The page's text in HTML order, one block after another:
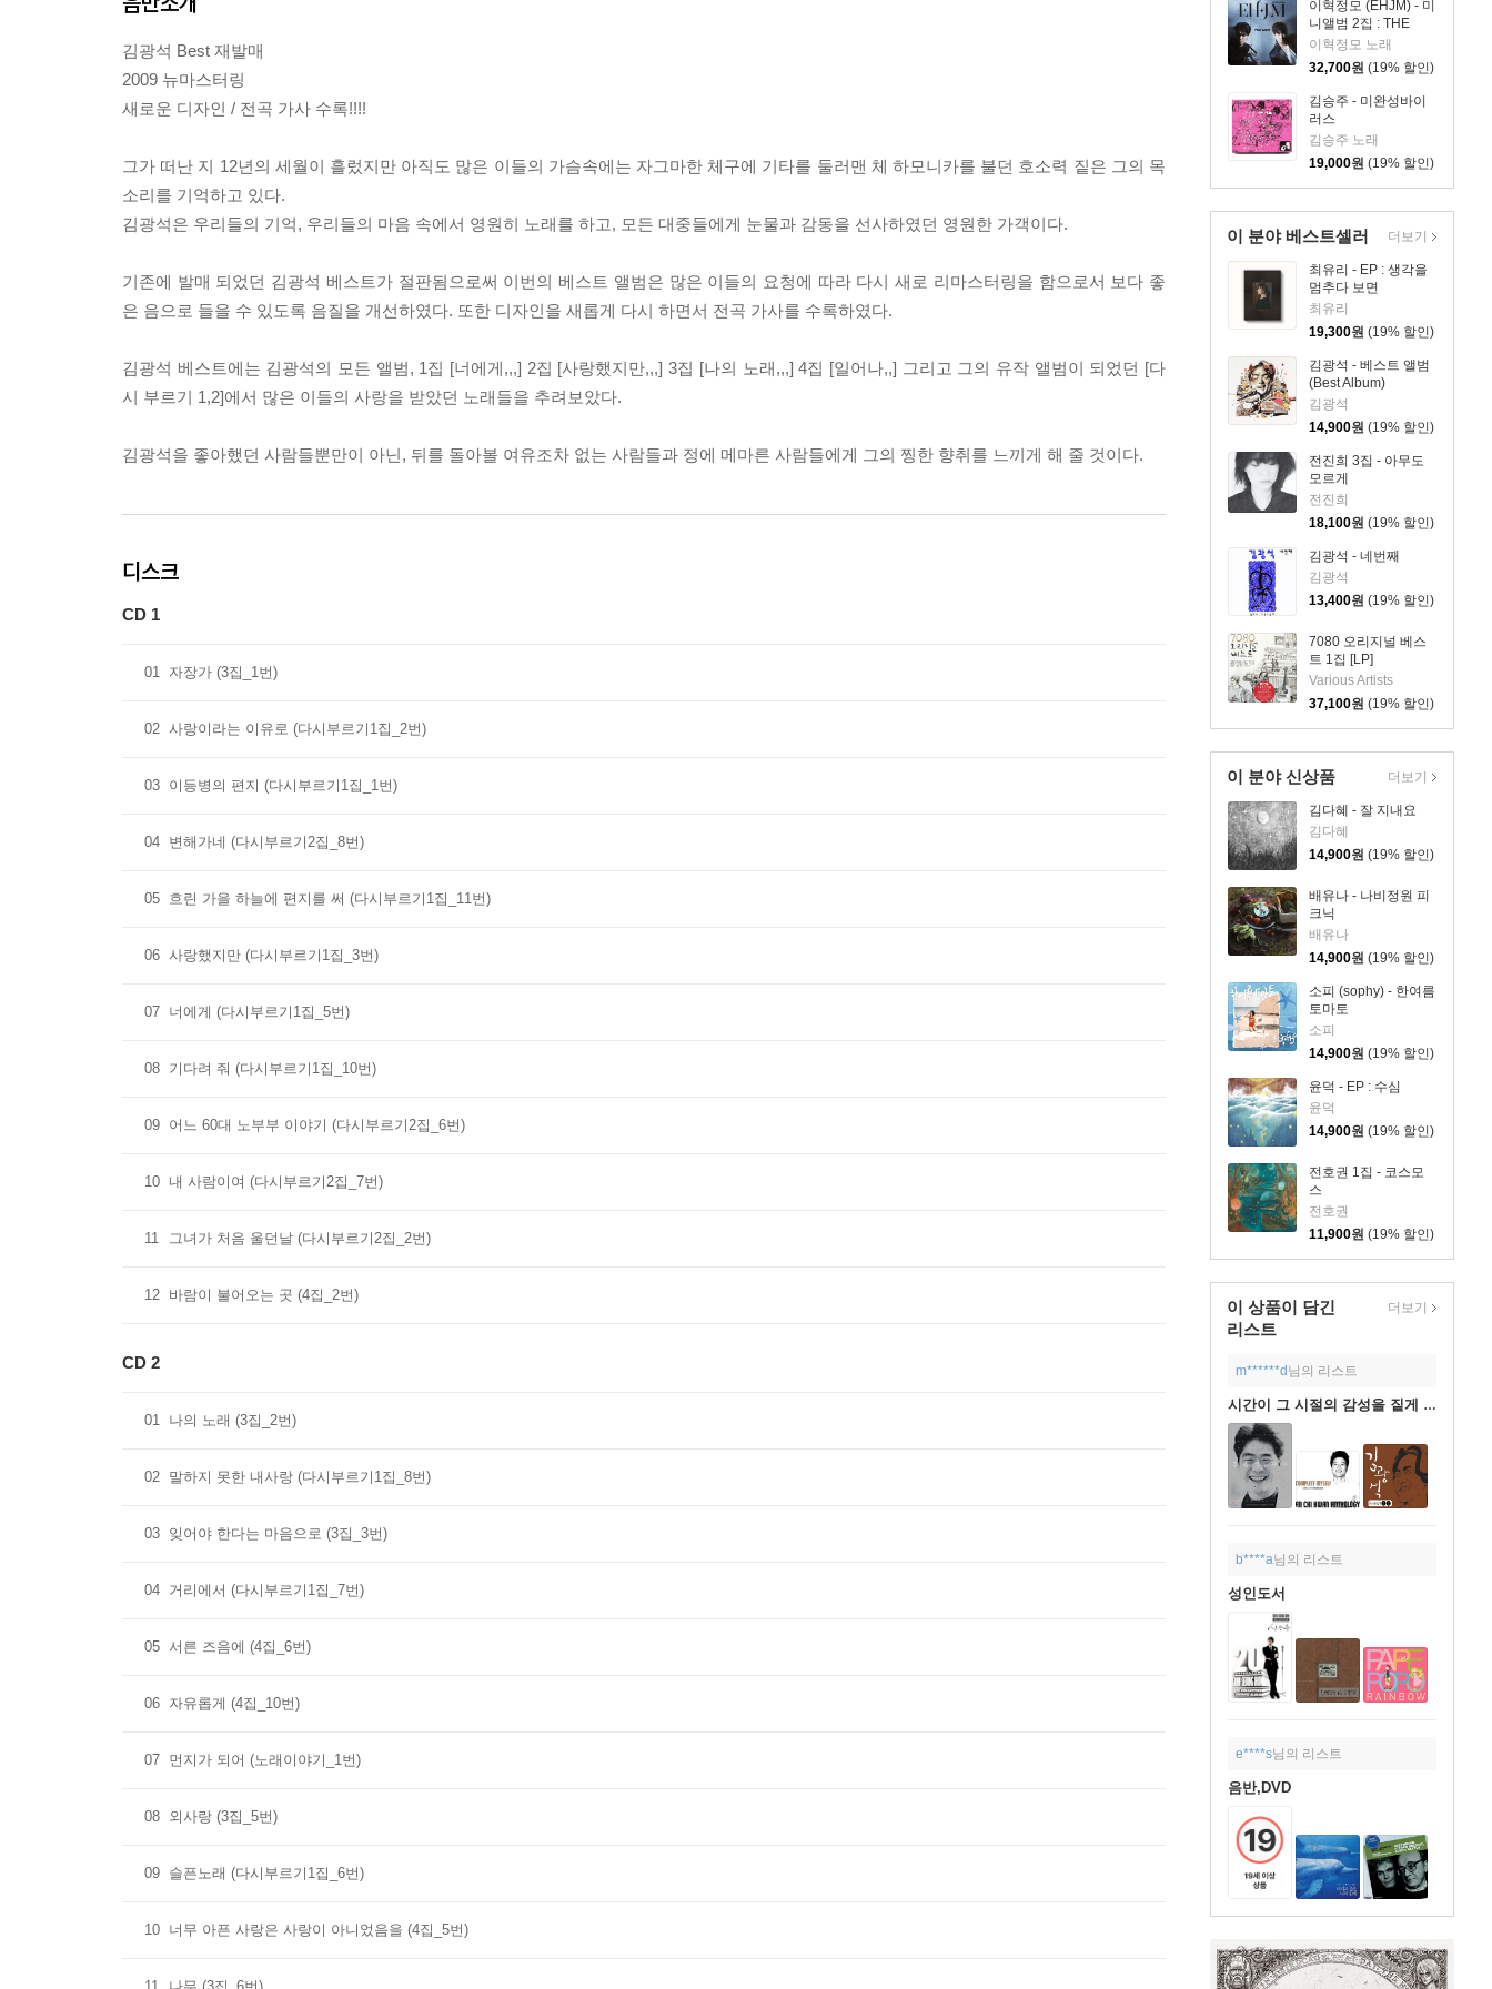
이혁정모 (EHJM) - 미
니앨범 2집 : THE
MEN
이혁정모 노래
32,700원 (19% 할인)
김승주 - 미완성바이
러스
김승주 노래
19,000원 (19% 할인)
이 분야 베스트셀러
최유리 - EP : 생각을
멈추다 보면
최유리
19,300원 (19% 할인)
김광석 - 베스트 앨범
(Best Album)
김광석
14,900원 (19% 할인)
전진희 3집 - 아무도
모르게
전진희
18,100원 (19% 할인)
김광석 - 네번째
김광석
13,400원 (19% 할인)
7080 오리지널 베스
트 1집 [LP]
Various Artists
37,100원 (19% 할인)
더보기
이 분야 신상품
김다혜 - 잘 지내요
김다혜
14,900원 (19% 할인)
배유나 - 나비정원 피
크닉
배유나
14,900원 (19% 할인)
소피 (sophy) - 한여름
토마토
소피
14,900원 (19% 할인)
윤덕 - EP : 수심
윤덕
14,900원 (19% 할인)
전호권 1집 - 코스모
스
전호권
11,900원 (19% 할인)
더보기
이 상품이 담긴
리스트
더보기
m******d 님의 리스트
시간이 그 시절의 감성을 짙게 만든다
b****a님의 리스트
성인도서
e****s님의 리스트
음반,DVD
김광석 Best 재발매
2009 뉴마스터링
새로운 디자인 / 전곡 가사 수록!!!!
그가 떠난 지 12년의 세월이 흘렀지만 아직도 많은 이들의 가슴속에는 자그마한 체구에 기타를 둘러맨 체 하모니카를 불던 호소력 짙은 그의 목
소리를 기억하고 있다.
김광석은 우리들의 기억, 우리들의 마음 속에서 영원히 노래를 하고, 모든 대중들에게 눈물과 감동을 선사하였던 영원한 가객이다.
기존에 발매 되었던 김광석 베스트가 절판됨으로써 이번의 베스트 앨범은 많은 이들의 요청에 따라 다시 새로 리마스터링을 함으로서 보다 좋
은 음으로 들을 수 있도록 음질을 개선하였다. 또한 디자인을 새롭게 다시 하면서 전곡 가사를 수록하였다.
김광석 베스트에는 김광석의 모든 앨범, 1집 [너에게,,,] 2집 [사랑했지만,,,] 3집 [나의 노래,,,] 4집 [일어나,,] 그리고 그의 유작 앨범이 되었던 [다
시 부르기 1,2]에서 많은 이들의 사랑을 받았던 노래들을 추려보았다.
김광석을 좋아했던 사람들뿐만이 아닌, 뒤를 돌아볼 여유조차 없는 사람들과 정에 메마른 사람들에게 그의 찡한 향취를 느끼게 해 줄 것이다.
디스크
CD 1
01 자장가 (3집_1번)
02 사랑이라는 이유로 (다시부르기1집_2번)
03 이등병의 편지 (다시부르기1집_1번)
04 변해가네 (다시부르기2집_8번)
05 흐린 가을 하늘에 편지를 써 (다시부르기1집_11번)
06 사랑했지만 (다시부르기1집_3번)
07 너에게 (다시부르기1집_5번)
08 기다려 줘 (다시부르기1집_10번)
09 어느 60대 노부부 이야기 (다시부르기2집_6번)
10 내 사람이여 (다시부르기2집_7번)
11 그녀가 처음 울던날 (다시부르기2집_2번)
12 바람이 불어오는 곳 (4집_2번)
CD 2
01 나의 노래 (3집_2번)
02 말하지 못한 내사랑 (다시부르기1집_8번)
03 잊어야 한다는 마음으로 (3집_3번)
04 거리에서 (다시부르기1집_7번)
05 서른 즈음에 (4집_6번)
06 자유롭게 (4집_10번)
07 먼지가 되어 (노래이야기_1번)
08 외사랑 (3집_5번)
09 슬픈노래 (다시부르기1집_6번)
10 너무 아픈 사랑은 사랑이 아니었음을 (4집_5번)